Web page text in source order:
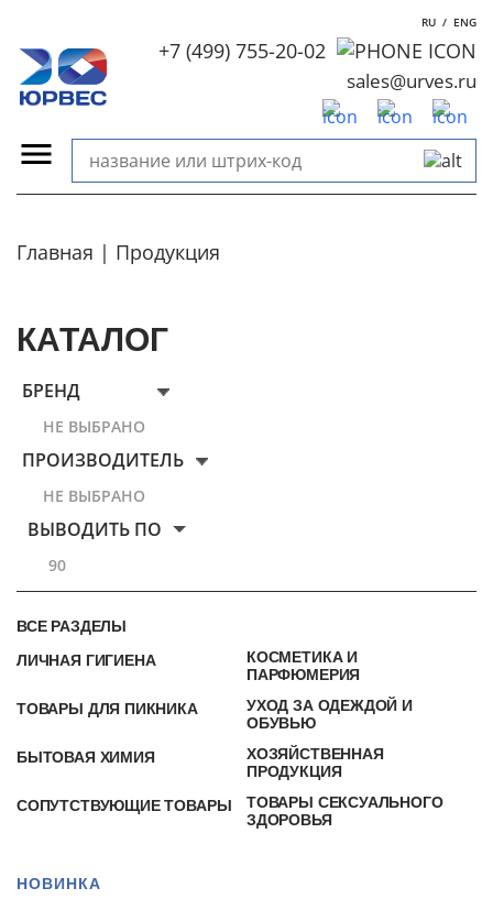
RU / ENG
+7 (499) 755-20-02
sales@urves.ru
Главная Продукция
КАТАЛОГ
БРЕНД
НЕ ВЫБРАНО
ПРОИЗВОДИТЕЛЬ
НЕ ВЫБРАНО
ВЫВОДИТЬ ПО
90
ВСЕ РАЗДЕЛЫ
ЛИЧНАЯ ГИГИЕНА
КОСМЕТИКА И
ПАРФЮМЕРИЯ
ТОВАРЫ ДЛЯ ПИКНИКА
УХОД ЗА ОДЕЖДОЙ И
ОБУВЬЮ
БЫТОВАЯ ХИМИЯ
ХОЗЯЙСТВЕННАЯ
ПРОДУКЦИЯ
СОПУТСТВУЮЩИЕ ТОВАРЫ
ТОВАРЫ СЕКСУАЛЬНОГО
ЗДОРОВЬЯ
НОВИНКА